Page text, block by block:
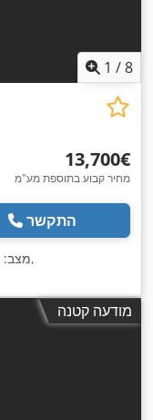
1 /8
‏13,700 ‏€
מחיר קבוע בתוספת מע"מ
התקשר
מצב:,
מודעה קטנה